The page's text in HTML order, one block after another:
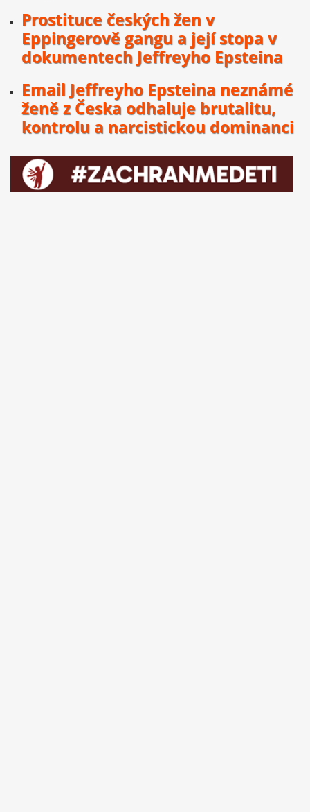
Prostituce českých žen v
Eppingerově gangu a její stopa v
dokumentech Jeffreyho Epsteina
Email Jeffreyho Epsteina neznámé
ženě z Česka odhaluje brutalitu,
kontrolu a narcistickou dominanci